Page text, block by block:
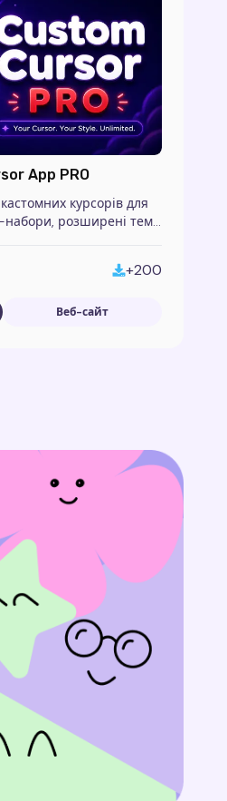
App PRO
курсорів для
набори, розширені теми
+200
Веб-сайт